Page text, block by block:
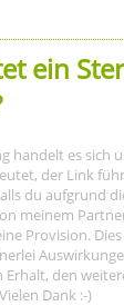
ein
handelt es sich
der Link
du aufgrund
meinem
Provision.
den
Dank :-)